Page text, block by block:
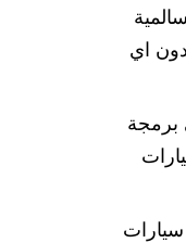
اي
برمجة